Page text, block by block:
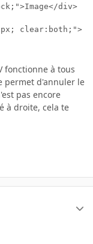
div>
clear:both;">
fonctionne à tous
permet d'annuler le
pas encore
à droite, cela te